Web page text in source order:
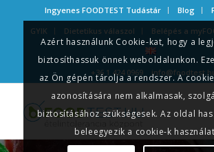
Ingyenes FOODTEST Tudástár Blog
GYIK
Dietetikus válaszol Belépés a
+36 1 424 0969
Azért használunk Cookie-kat, hogy a
biztosíthassuk önnek weboldalunkon.
az Ön gépén tárolja a rendszer. A
azonosítására nem alkalmasak,
biztosításához szükségesek. Az oldal
beleegyezik a cookie-k